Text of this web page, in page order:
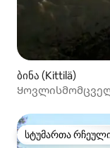
ბინა (Kittilä)
სტუმართა
სტუმართა